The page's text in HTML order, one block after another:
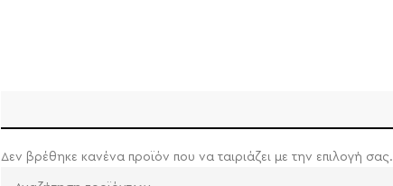
Δεν βρέθηκε κανένα προϊόν που να ταιριάζει με την επιλογή σας.